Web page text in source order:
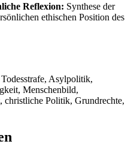
Reflexion: Synthese der
ethischen Position des
Asylpolitik,
Menschenbild,
christliche Politik, Grundrechte,